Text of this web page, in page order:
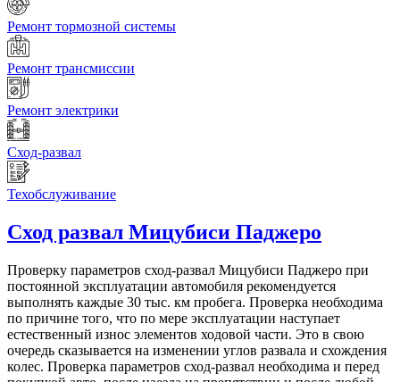
Ремонт тормозной системы
Ремонт трансмиссии
Ремонт электрики
Сход-развал
Техобслуживание
Сход развал Мицубиси Паджеро
Проверку параметров сход-развал Мицубиси Паджеро при
постоянной эксплуатации автомобиля рекомендуется
выполнять каждые 30 тыс. км пробега. Проверка необходима
по причине того, что по мере эксплуатации наступает
естественный износ элементов ходовой части. Это в свою
очередь сказывается на изменении углов развала и схождения
колес. Проверка параметров сход-развал необходима и перед